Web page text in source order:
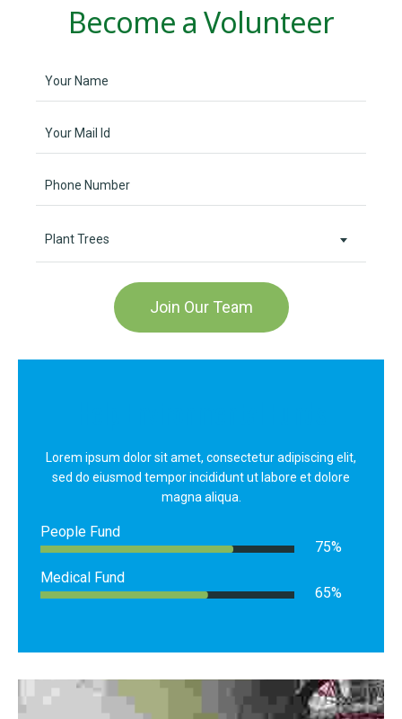
Become a Volunteer
Plant Trees
Lorem ipsum dolor sit amet, consectetur adipiscing elit,
sed do eiusmod tempor incididunt ut labore et dolore
magna aliqua.
People Fund
75%
Medical Fund
65%